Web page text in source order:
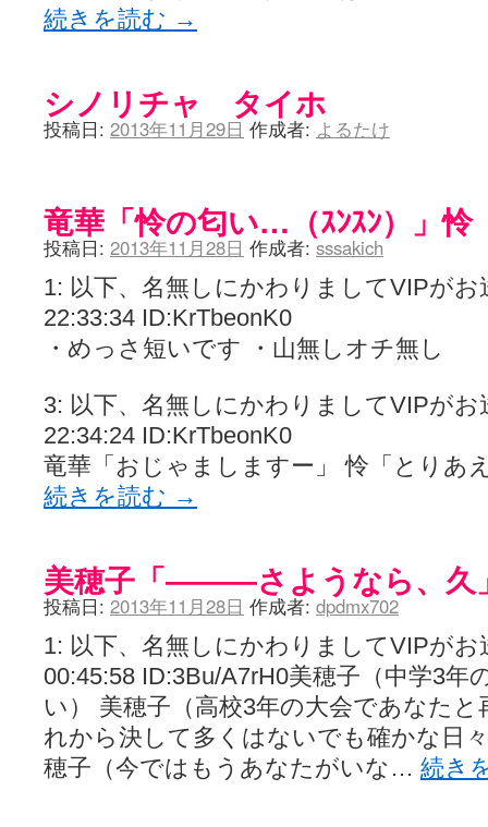
続きを読む →
シノリチャ タイホ
投稿日: 2013年11月29日 作成者: よるたけ
竜華「怜の匂い…（ｽﾝｽﾝ）」
投稿日: 2013年11月28日 作成者: sssakich
1: 以下、名無しにかわりましてVIPがお
22:33:34 ID:KrTbeonK0
・めっさ短いです ・山無しオチ無し
3: 以下、名無しにかわりましてVIPがお
22:34:24 ID:KrTbeonK0
竜華「おじゃましますー」 怜「とりあ
続きを読む →
美穂子「―――さようなら、
投稿日: 2013年11月28日 作成者: dpdmx702
1: 以下、名無しにかわりましてVIPがお
00:45:58 ID:3Bu/A7rH0美穂子（中学3年
い） 美穂子（高校3年の大会であなた
れから決して多くはないでも確かな日
穂子（今ではもうあなたがいな… 続き